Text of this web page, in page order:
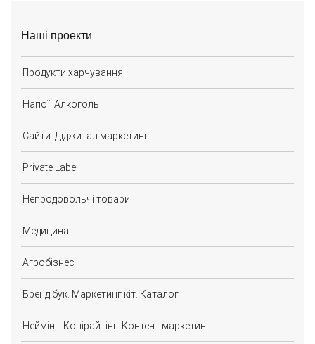
Наші проекти
Продукти харчування
Напої. Алкоголь
Сайти. Діджитал маркетинг
Private Label
Непродовольчі товари
Медицина
Агробізнес
Бренд бук. Маркетинг кіт. Каталог
Неймінг. Копірайтінг. Контент маркетинг